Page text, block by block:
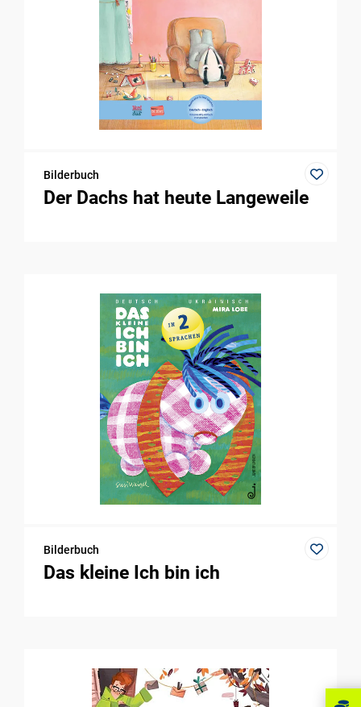
Bilderbuch
Der Dachs hat heute Langeweile
Bilderbuch
Das kleine Ich bin ich